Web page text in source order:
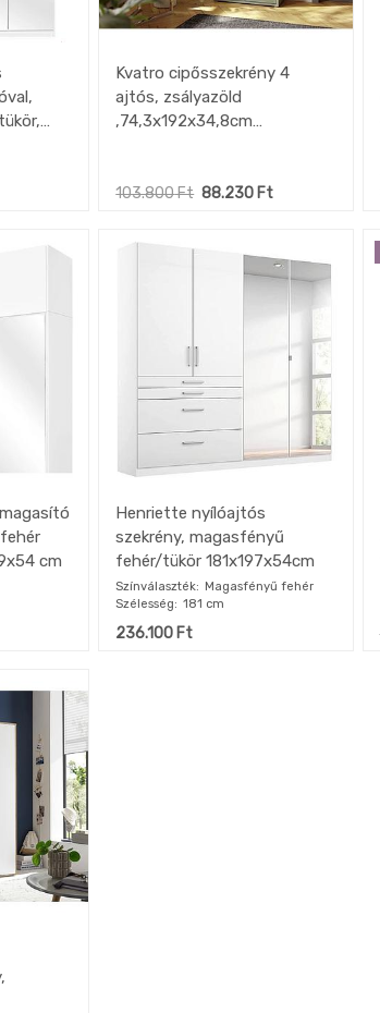
Kvatro cipősszekrény 4
ajtós, zsályazöld
,74,3x192x34,8cm
103.800Ft 88.230 Ft
cm
Henriette nyílóajtós
szekrény, magasfényű
fehér/tükör 181x197x54cm
Színválaszték
Magasfényű fehér
Szélesség
181 cm
236.100 Ft